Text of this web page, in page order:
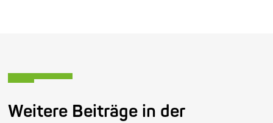
Weitere Beiträge in der